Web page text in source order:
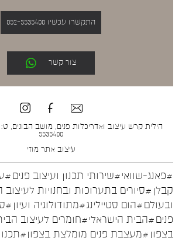
התקשרו עכשיו 052-5535400
צור קשר
5535400
עיצוב אתר מוזי
#פאנג-שוואי#שירותי תכנון ועיצוב פנים
קבלן #סיורים בתערוכות ובחנויות
ובעולם#הום סטיילינג#מתודולוגיה ועיון
פנים#הבית הישראלי#חומרים לעיצוב
בצפון #מעצבת פנים מומלצת בצפון